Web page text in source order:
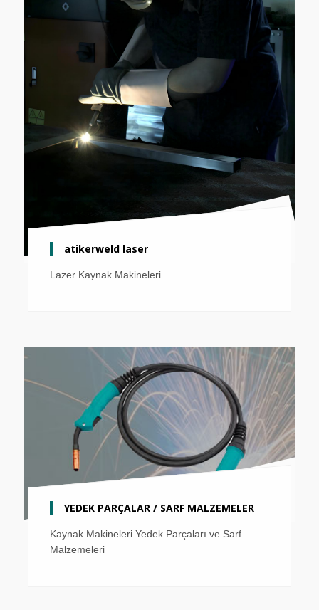
atikerweld laser
Lazer Kaynak Makineleri
YEDEK PARÇALAR / SARF MALZEMELER
Kaynak Makineleri Yedek Parçaları ve Sarf
Malzemeleri